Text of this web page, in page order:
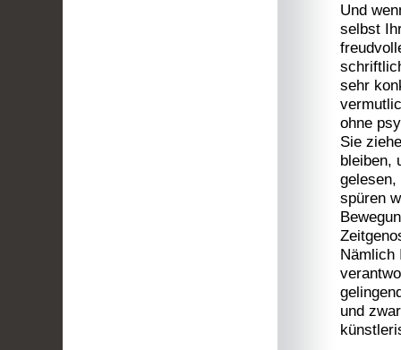
Und
selbst
sehr
ohne
Sie
bleiben,
spüren
Nämlich
und